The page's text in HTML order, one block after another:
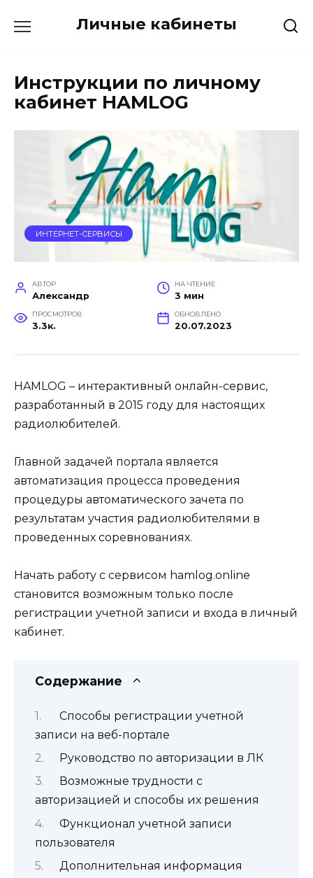
Личные кабинеты
Инструкции по личному
кабинет HAMLOG
ИНТЕРНЕТ-СЕРВИСЫ
АВТОР
Александр
НА ЧТЕНИЕ
3 мин
ПРОСМОТРОВ
3.3к.
ОБНОВЛЕНО
20.07.2023
HAMLOG – интерактивный онлайн-сервис,
разработанный в 2015 году для настоящих
радиолюбителей.
Главной задачей портала является
автоматизация процесса проведения
процедуры автоматического зачета по
результатам участия радиолюбителями в
проведенных соревнованиях.
Начать работу с сервисом hamlog.online
становится возможным только после
регистрации учетной записи и входа в личный
кабинет.
Содержание
Способы регистрации учетной
записи на веб-портале
Руководство по авторизации в ЛК
Возможные трудности с
авторизацией и способы их решения
Функционал учетной записи
пользователя
Дополнительная информация